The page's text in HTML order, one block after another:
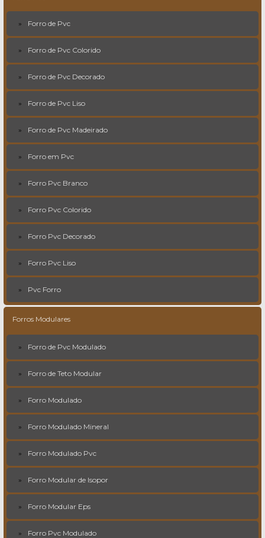
Forro de Pvc
Forro de Pvc Colorido
Forro de Pvc Decorado
Forro de Pvc Liso
Forro de Pvc Madeirado
Forro em Pvc
Forro Pvc Branco
Forro Pvc Colorido
Forro Pvc Decorado
Forro Pvc Liso
Pvc Forro
Forros Modulares
Forro de Pvc Modulado
Forro de Teto Modular
Forro Modulado
Forro Modulado Mineral
Forro Modulado Pvc
Forro Modular de Isopor
Forro Modular Eps
Forro Pvc Modulado